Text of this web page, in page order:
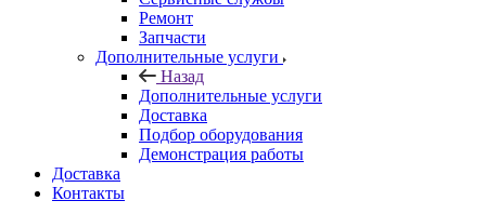
Ремонт
Запчасти
Дополнительные услуги
Назад
Дополнительные услуги
Доставка
Подбор оборудования
Демонстрация работы
Доставка
Контакты